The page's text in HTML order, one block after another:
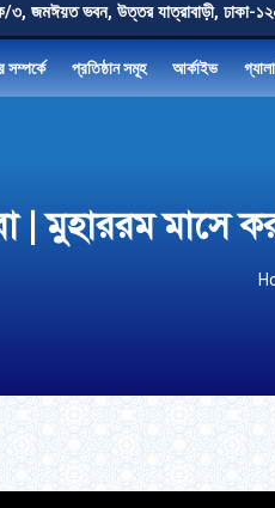
৭৯/ক/৩, জমঈয়ত ভবন, উত্তর
সম্পর্কে প্রতিষ্ঠান সমূহ আর্কাইভ
| মুহাররম মাসে